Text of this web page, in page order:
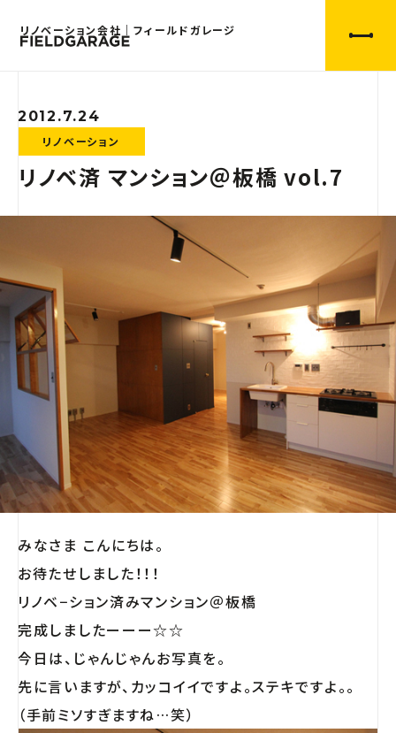
リノベーション会社｜フィールドガレージ
リノベーション
2012.7.24
リノベ済 マンション＠板橋 vol.7
みなさま こんにちは。
お待たせしました！！！
リノベ−ション済みマンション＠板橋
完成しましたーーー☆☆
今日は、じゃんじゃんお写真を。
先に言いますが、カッコイイですよ。ステキですよ。。
（手前ミソすぎますね…笑）